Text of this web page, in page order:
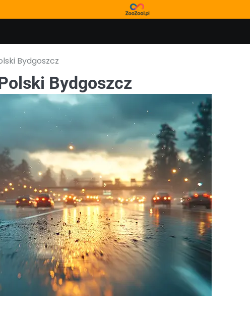
Bydgoszcz
Bydgoszcz